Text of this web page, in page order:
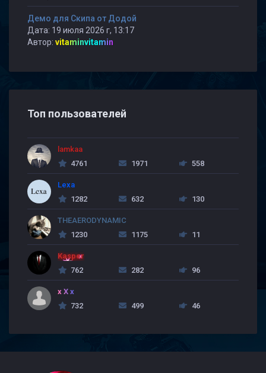
Демо для Скипа от Додой
Дата: 19 июля 2026 г, 13:17
Автор: vitaminvitamin
Топ пользователей
lamkaa
4761
1971 558
Lexa
1282
632 130
THEAERODYNAMIC
1230
1175 11
Kasper
762
282 96
x X x
732
499 46